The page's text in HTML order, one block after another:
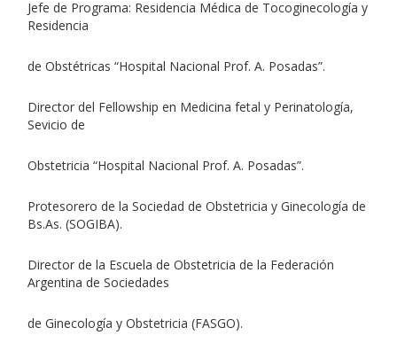
Jefe de Programa: Residencia Médica de Tocoginecología y
Residencia
de Obstétricas “Hospital Nacional Prof. A. Posadas”.
Director del Fellowship en Medicina fetal y Perinatología,
Sevicio de
Obstetricia “Hospital Nacional Prof. A. Posadas”.
Protesorero de la Sociedad de Obstetricia y Ginecología de
Bs.As. (SOGIBA).
Director de la Escuela de Obstetricia de la Federación
Argentina de Sociedades
de Ginecología y Obstetricia (FASGO).